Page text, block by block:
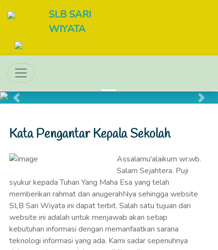
SLB SARI
WIYATA
Previous Next
Kata Pengantar Kepala Sekolah
Assalamu'alaikum wr.wb.
Salam Sejahtera. Puji
syukur kepada Tuhan Yang Maha Esa yang telah
memberikan rahmat dan anugerahNya sehingga website
SLB Sari Wiyata ini dapat terbit. Salah satu tujuan dari
website ini adalah untuk menjawab akan setiap
kebutuhan informasi dengan memanfaatkan sarana
teknologi informasi yang ada. Kami sadar sepenuhnya